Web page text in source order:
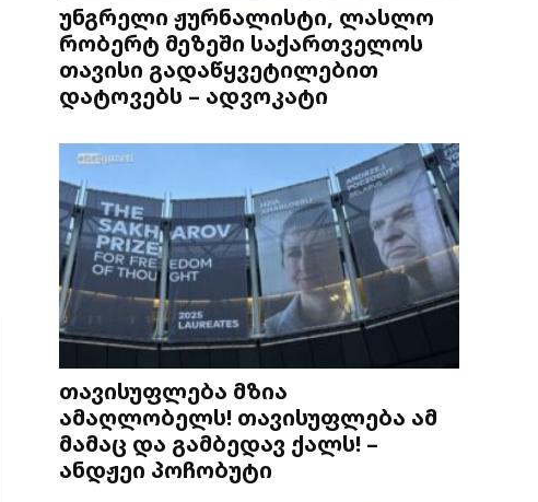
უნგრელი ჟურნალისტი, ლასლო
რობერტ მეზეში საქართველოს
თავისი გადაწყვეტილებით
დატოვებს – ადვოკატი
თავისუფლება მზია
ამაღლობელს! თავისუფლება ამ
მამაც და გამბედავ ქალს! –
ანდჟეი პოჩობუტი